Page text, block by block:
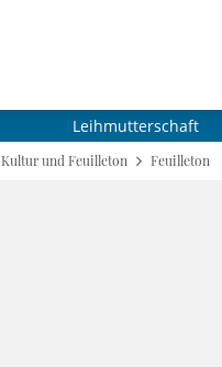
Leihmutterschaft
Kultur und Feuilleton Feuilleton